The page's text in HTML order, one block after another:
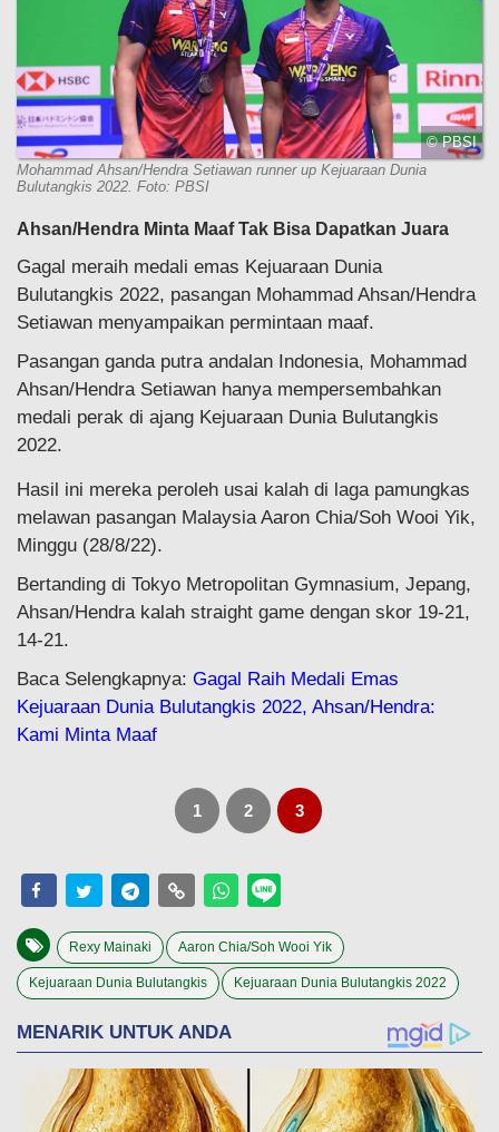
© PBSI
Mohammad Ahsan/Hendra Setiawan runner up Kejuaraan Dunia
Bulutangkis 2022. Foto: PBSI
Ahsan/Hendra Minta Maaf Tak Bisa Dapatkan Juara
Gagal meraih medali emas Kejuaraan Dunia
Bulutangkis 2022, pasangan Mohammad Ahsan/Hendra
Setiawan menyampaikan permintaan maaf.
Pasangan ganda putra andalan Indonesia, Mohammad
Ahsan/Hendra Setiawan hanya mempersembahkan
medali perak di ajang Kejuaraan Dunia Bulutangkis
2022.
Hasil ini mereka peroleh usai kalah di laga pamungkas
melawan pasangan Malaysia Aaron Chia/Soh Wooi Yik,
Minggu (28/8/22).
Bertanding di Tokyo Metropolitan Gymnasium, Jepang,
Ahsan/Hendra kalah straight game dengan skor 19-21,
14-21.
Baca Selengkapnya: Gagal Raih Medali Emas
Kejuaraan Dunia Bulutangkis 2022, Ahsan/Hendra:
Kami Minta Maaf
1 2 3
Rexy Mainaki Aaron Chia/Soh Wooi Yik
Kejuaraan Dunia Bulutangkis Kejuaraan Dunia Bulutangkis 2022